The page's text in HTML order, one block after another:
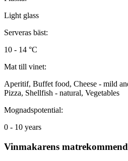
Light glass
Serveras bäst:
10 - 14 °C
Mat till vinet:
Aperitif, Buffet food, Cheese - mild
Pizza, Shellfish - natural, Vegetables
Mognadspotential:
0 - 10 years
Vinmakarens